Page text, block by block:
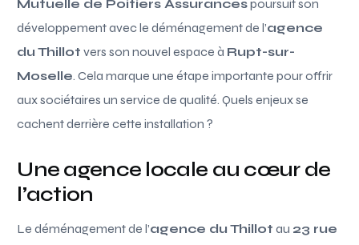
Mutuelle de Poitiers Assurancespoursuit son
développement avec le déménagement de l’agence
du Thillot vers son nouvel espace à Rupt-sur-
Moselle. Cela marque une étape importante pour offrir
aux sociétaires un service de qualité. Quels enjeux se
cachent derrière cette installation ?
Une agence locale au cœur de
l’action
Le déménagement de l’agence du Thillot au 23 rue